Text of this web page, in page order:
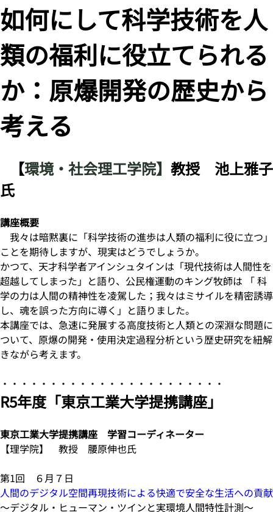
如何にして科学技術を人
類の福利に役立てられる
か：原爆開発の歴史から
考える
【環境・社会理工学院】 教授 池上雅子
氏
講座概要
我々は暗黙裏に「科学技術の進歩は人類の福利に役に立つ」
ことを期待しますが、現実はどうでしょうか。
かつて、天才科学者アインシュタインは「現代技術は人間性を
超越してしまった」と語り、公民権運動のキング牧師は 「 科
学の力は人間の精神性を凌駕した；我々はミサイルを精密誘導
し、魂を誤った方向に導く」と語りました。
本講座では、急速に発展する高度技術と人類との深淵な問題に
ついて、原爆の開発・使用決定過程分析という歴史研究を紐解
きながら考えます。
・・・・・・・・・・・・・・・・・・・・・・・
R5年度「東京工業大学提携講座」
東京工業大学提携講座 学習コーディネーター
【理学院】 教授 腰原伸也氏
第1回 ６月７日
人間のデジタル空間再現技術による快適で安全な生活への貢献
～デジタル・ヒューマン・ツインと実環境人間特性計測～